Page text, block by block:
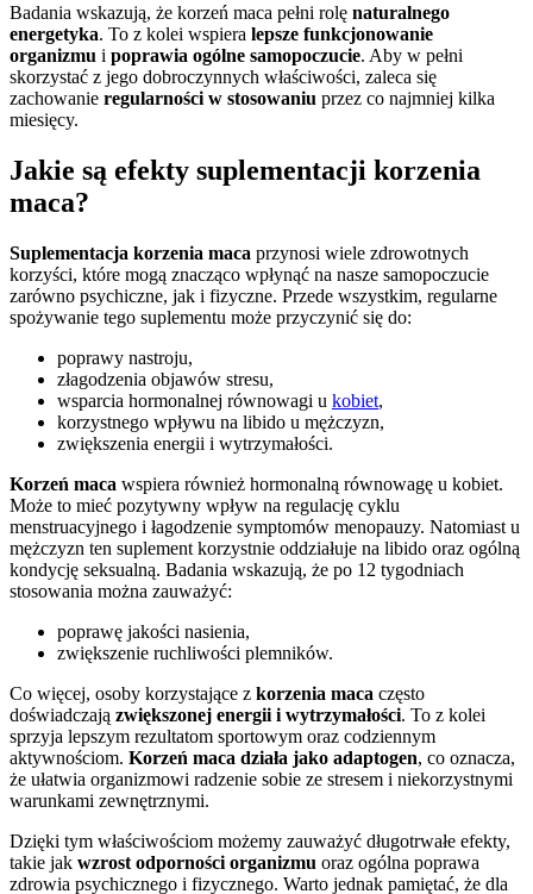
Badania wskazują, że korzeń maca pełni rolę naturalnego
energetyka. To z kolei wspiera lepsze funkcjonowanie
organizmu i poprawia ogólne samopoczucie. Aby w pełni
skorzystać z jego dobroczynnych właściwości, zaleca się
zachowanie regularności w stosowaniu przez co najmniej kilka
miesięcy.
Jakie są efekty suplementacji korzenia
maca?
Suplementacja korzenia maca przynosi wiele zdrowotnych
korzyści, które mogą znacząco wpłynąć na nasze samopoczucie
zarówno psychiczne, jak i fizyczne. Przede wszystkim, regularne
spożywanie tego suplementu może przyczynić się do:
poprawy nastroju,
złagodzenia objawów stresu,
wsparcia hormonalnej równowagi u kobiet,
korzystnego wpływu na libido u mężczyzn,
zwiększenia energii i wytrzymałości.
Korzeń maca wspiera również hormonalną równowagę u kobiet.
Może to mieć pozytywny wpływ na regulację cyklu
menstruacyjnego i łagodzenie symptomów menopauzy. Natomiast u
mężczyzn ten suplement korzystnie oddziałuje na libido oraz ogólną
kondycję seksualną. Badania wskazują, że po 12 tygodniach
stosowania można zauważyć:
poprawę jakości nasienia,
zwiększenie ruchliwości plemników.
Co więcej, osoby korzystające z korzenia maca często
doświadczają zwiększonej energii i wytrzymałości. To z kolei
sprzyja lepszym rezultatom sportowym oraz codziennym
aktywnościom. Korzeń maca działa jako adaptogen, co oznacza,
że ułatwia organizmowi radzenie sobie ze stresem i niekorzystnymi
warunkami zewnętrznymi.
Dzięki tym właściwościom możemy zauważyć długotrwałe efekty,
takie jak wzrost odporności organizmu oraz ogólna poprawa
zdrowia psychicznego i fizycznego. Warto jednak pamiętać, że dla